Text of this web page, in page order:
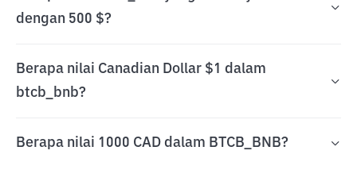
dengan 500 $?
Berapa nilai Canadian Dollar $1 dalam
btcb_bnb?
Berapa nilai 1000 CAD dalam BTCB_BNB?